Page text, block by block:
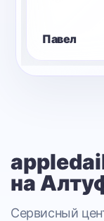
Павел
на
Сервисный